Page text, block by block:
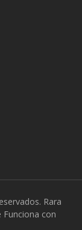
Rara
Funciona con